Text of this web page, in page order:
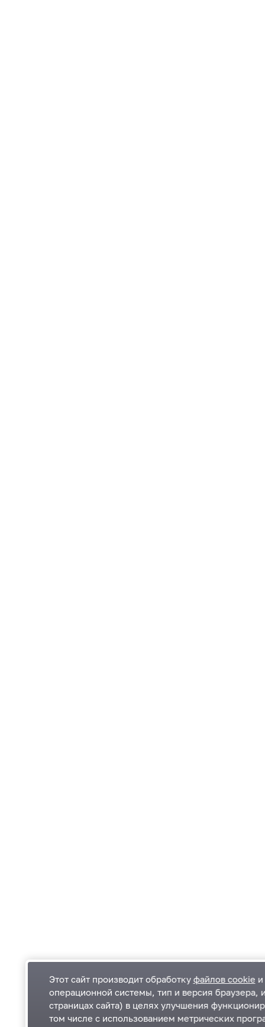
Одинцовский городской округ Московской
области
Этот сайт производит обработку файлов cookie
операционной системы, тип и версия браузера,
страницах сайта) в целях улучшения
том числе с использованием метрических